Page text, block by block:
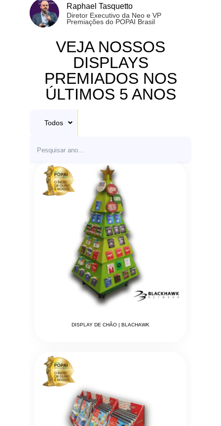
Raphael Tasquetto
Diretor Executivo da Neo e VP
Premiações do POPAI Brasil
VEJA NOSSOS
DISPLAYS
PREMIADOS NOS
ÚLTIMOS 5 ANOS
Todos
DISPLAY DE CHÃO | BLACHAWK